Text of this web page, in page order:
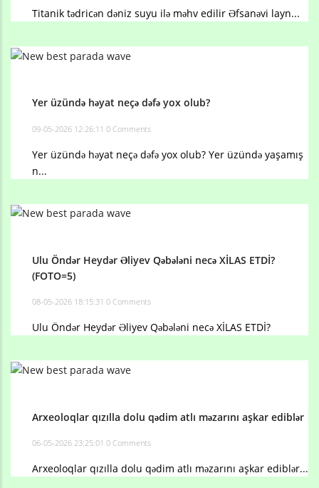
Titanik tədricən dəniz suyu ilə məhv edilir Əfsanəvi layn...
Yer üzündə həyat neçə dəfə yox olub?
09-05-2026 12:26:11 0 Comments
Yer üzündə həyat neçə dəfə yox olub? Yer üzündə yaşamış
n...
Ulu Öndər Heydər Əliyev Qəbələni necə XİLAS ETDİ?
(FOTO=5)
08-05-2026 18:15:31 0 Comments
Ulu Öndər Heydər Əliyev Qəbələni necə XİLAS ETDİ?
Arxeoloqlar qızılla dolu qədim atlı məzarını aşkar ediblər
06-05-2026 23:25:01 0 Comments
Arxeoloqlar qızılla dolu qədim atlı məzarını aşkar ediblər...